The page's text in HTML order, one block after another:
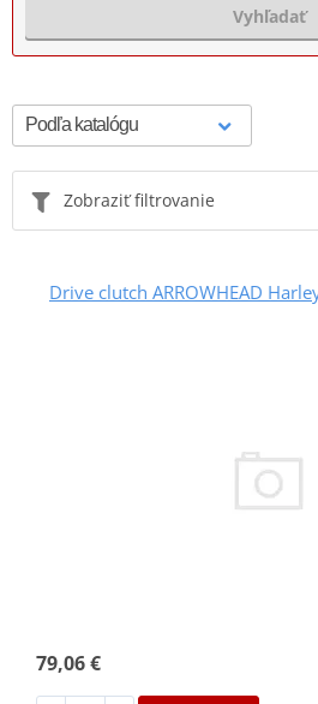
Vyhľadať
Zobraziť filtrovanie
Drive clutch ARROWHEAD
79,06 €